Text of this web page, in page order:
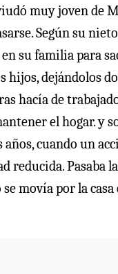
muy joven de
Según su
su familia para
hijos, dejándolos
hacía de
el hogar. y
años, cuando un
reducida. Pasaba
movía por la